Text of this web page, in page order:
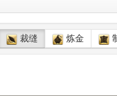
裁缝 炼金